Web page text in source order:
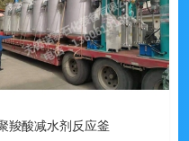
羧酸减水剂反应釜